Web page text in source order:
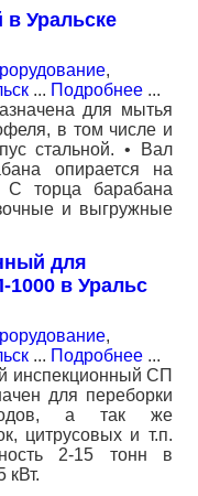
Уральске
,
... Подробнее ...
для мытья
в том числе и
стальной. • Вал
опирается на
С торца барабана
и выгружные
для
1000 в Уральс
,
... Подробнее ...
инспекционный СП
для переборки
а так же
цитрусовых и т.п.
2-15 тонн в
кВт.